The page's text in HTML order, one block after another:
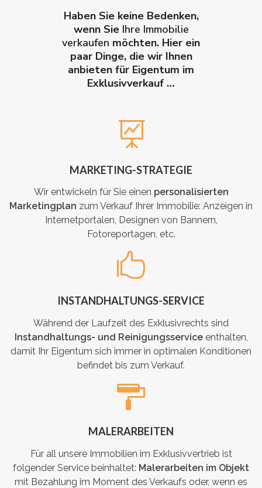
Haben Sie keine Bedenken,
wenn Sie Ihre Immobilie
verkaufen möchten. Hier ein
paar Dinge, die wir Ihnen
anbieten für Eigentum im
Exklusivverkauf …
MARKETING-STRATEGIE
Wir entwickeln für Sie einen personalisierten
Marketingplan zum Verkauf Ihrer Immobilie: Anzeigen in
Internetportalen, Designen von Bannern,
Fotoreportagen, etc.
INSTANDHALTUNGS-SERVICE
Während der Laufzeit des Exklusivrechts sind
Instandhaltungs- und Reinigungsserviceenthalten,
damit Ihr Eigentum sich immer in optimalen Konditionen
befindet bis zum Verkauf.
MALERARBEITEN
Für all unsere Immobilien im Exklusivvertrieb ist
folgender Service beinhaltet: Malerarbeiten im Objekt
mit Bezahlung im Moment des Verkaufs oder, wenn es